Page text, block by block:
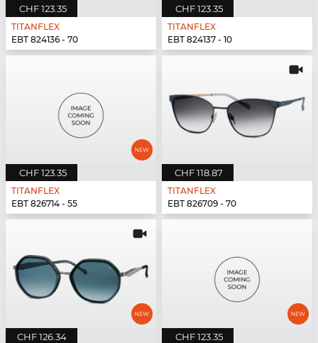
CHF 123.35
TITANFLEX
EBT 824136 - 70
CHF 123.35
TITANFLEX
EBT 824137 - 10
CHF 123.35
TITANFLEX
EBT 826714 - 55
CHF 118.87
TITANFLEX
EBT 826709 - 70
CHF 126.34 CHF 123.35